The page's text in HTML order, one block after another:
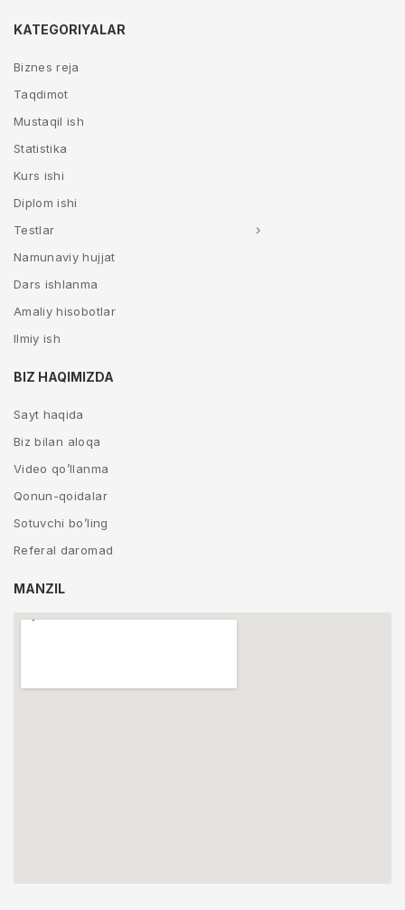
KATEGORIYALAR
Biznes reja
Taqdimot
Mustaqil ish
Statistika
Kurs ishi
Diplom ishi
Testlar
Namunaviy hujjat
Dars ishlanma
Amaliy hisobotlar
Ilmiy ish
BIZ HAQIMIZDA
Sayt haqida
Biz bilan aloqa
Video qo’llanma
Qonun-qoidalar
Sotuvchi bo’ling
Referal daromad
MANZIL